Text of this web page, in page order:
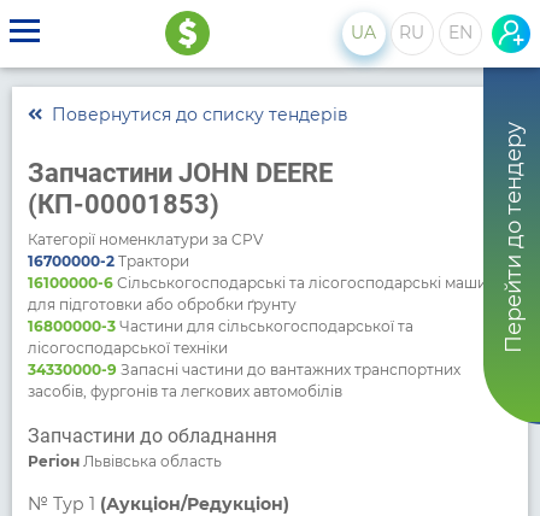
UA RU EN
Перейти до тендеру
Повернутися до списку тендерів
Запчастини JOHN DEERE
(КП-00001853)
Категорії номенклатури за CPV
16700000-2Трактори
16100000-6Сільськогосподарські та лісогосподарські машини
для підготовки або обробки ґрунту
16800000-3Частини для сільськогосподарської та
лісогосподарської техніки
34330000-9Запасні частини до вантажних транспортних
засобів, фургонів та легкових автомобілів
Запчастини до обладнання
Регіон Львівська область
№ Тур 1 (Аукціон/Редукціон)